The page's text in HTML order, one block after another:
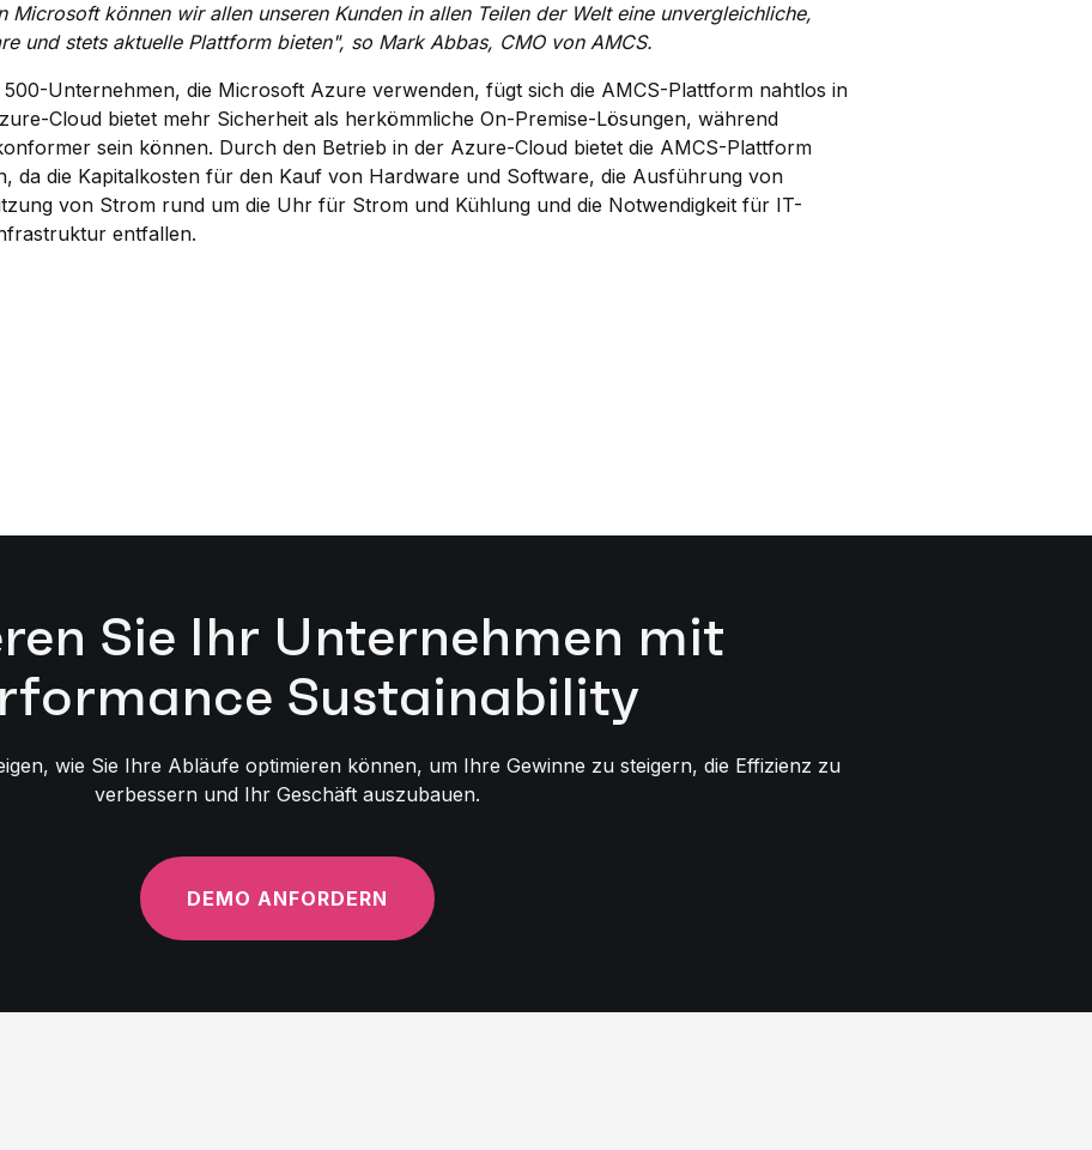
Microsoft können wir allen unseren Kunden in allen Teilen der Welt eine unvergleichliche,
und stets aktuelle Plattform bieten", so Mark Abbas, CMO von AMCS.
Unternehmen, die Microsoft Azure verwenden, fügt sich die AMCS-Plattform nahtlos in
Cloud bietet mehr Sicherheit als herkömmliche On-Premise-Lösungen, während
sein können. Durch den Betrieb in der Azure-Cloud bietet die AMCS-Plattform
da die Kapitalkosten für den Kauf von Hardware und Software, die Ausführung von
von Strom rund um die Uhr für Strom und Kühlung und die Notwendigkeit für IT-
entfallen.
Sie Ihr Unternehmen mit
Sustainability
wie Sie Ihre Abläufe optimieren können, um Ihre Gewinne zu steigern, die Effizienz zu
verbessern und Ihr Geschäft auszubauen.
DEMO ANFORDERN